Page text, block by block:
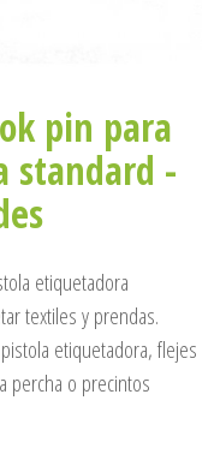
pin para
standard -
etiquetadora
textiles y prendas.
etiquetadora, flejes
percha o precintos